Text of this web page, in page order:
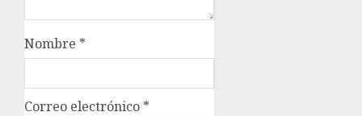
Nombre *
Correo electrónico *